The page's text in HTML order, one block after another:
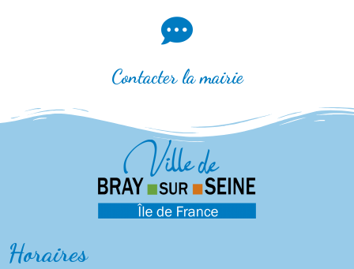
Contacter la mairie
Horaires